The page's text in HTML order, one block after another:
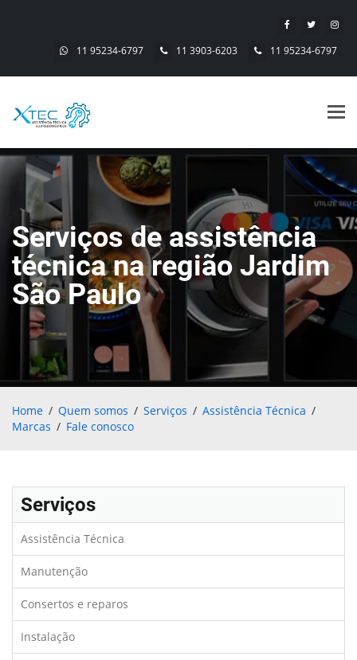
11 95234-6797 11 3903-6203 11 95234-6797
Serviços de assistência
técnica na região Jardim
São Paulo
Home Quem somos Serviços
Assistência Técnica
Marcas
Fale conosco
Serviços
Assistência Técnica
Manutenção
Consertos e reparos
Instalação